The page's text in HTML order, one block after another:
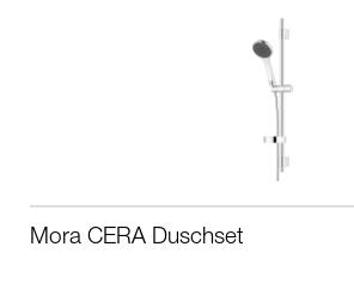
Mora CERA Duschset